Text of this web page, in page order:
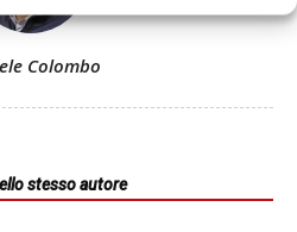
Colombo
stesso autore